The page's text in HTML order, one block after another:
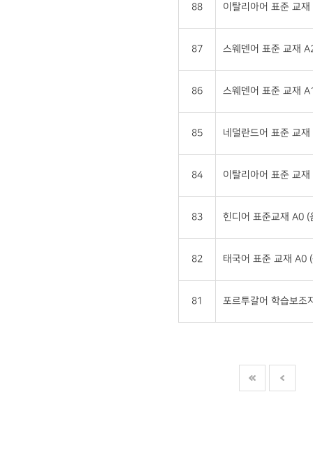
88 이탈리아어 표준 교
87 스웨덴어 표준 교재
86 스웨덴어 표준 교재
85 네덜란드어 표준 교
84 이탈리아어 표준 교
83 힌디어 표준교재 A0 (
82 태국어 표준 교재 A0
81 포르투갈어 학습보조